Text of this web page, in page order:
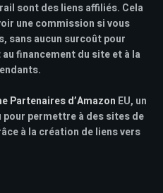
sont des liens affiliés. Cela
une commission si vous
sans aucun surcoût pour
financement du site et à la
Partenaires d’Amazon EU, un
permettre à des sites de
à la création de liens vers